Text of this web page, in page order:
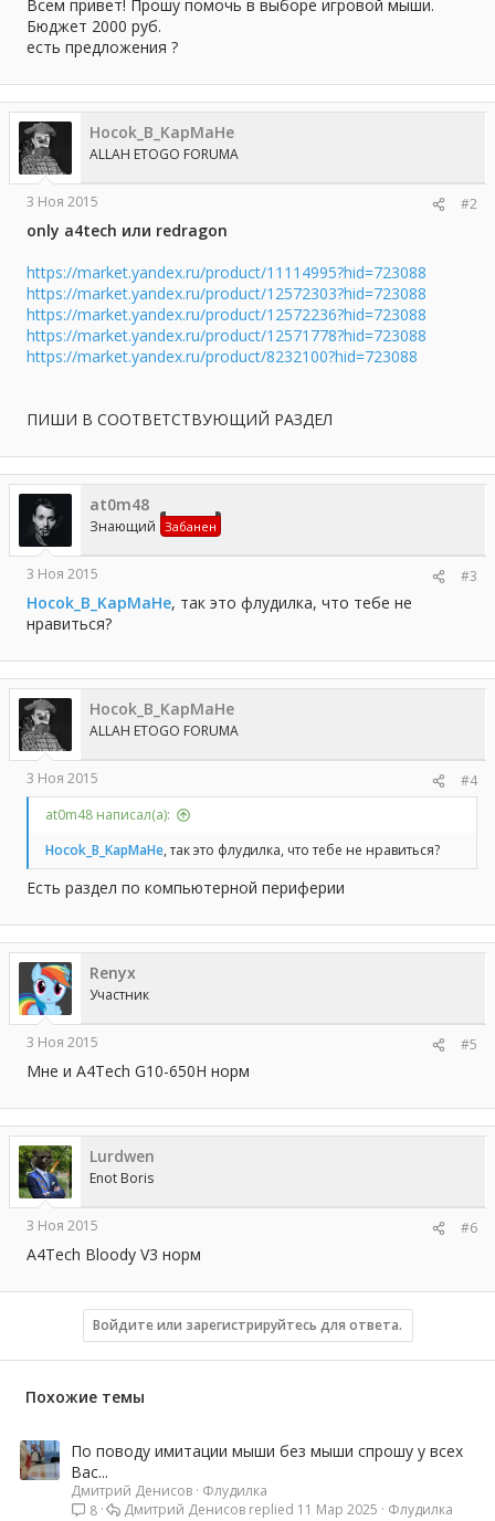
Всем привет! Прошу помочь в выборе игровой мыши.
Бюджет 2000 руб.
есть предложения ?
Hocok_B_KapMaHe
ALLAH ETOGO FORUMA
3 Ноя 2015 #2
only a4tech или redragon
https://market.yandex.ru/product/11114995?hid=723088
https://market.yandex.ru/product/12572303?hid=723088
https://market.yandex.ru/product/12572236?hid=723088
https://market.yandex.ru/product/12571778?hid=723088
https://market.yandex.ru/product/8232100?hid=723088
ПИШИ В СООТВЕТСТВУЮЩИЙ РАЗДЕЛ
at0m48
Знающий Забанен
3 Ноя 2015 #3
Hocok_B_KapMaHe, так это флудилка, что тебе не
нравиться?
Hocok_B_KapMaHe
ALLAH ETOGO FORUMA
3 Ноя 2015
#4
at0m48 написал(а):
Hocok_B_KapMaHe, так это флудилка, что тебе не нравиться?
Есть раздел по компьютерной периферии
Renyx
Участник
3 Ноя 2015 #5
Мне и A4Tech G10-650H норм
Lurdwen
Enot Boris
3 Ноя 2015 #6
A4Tech Bloody V3 норм
Войдите или зарегистрируйтесь для ответа.
Похожие темы
По поводу имитации мыши без мыши спрошу у всех
Вас...
Дмитрий Денисов Флудилка
8
Флудилка
11 Мар 2025
Дмитрий Денисов